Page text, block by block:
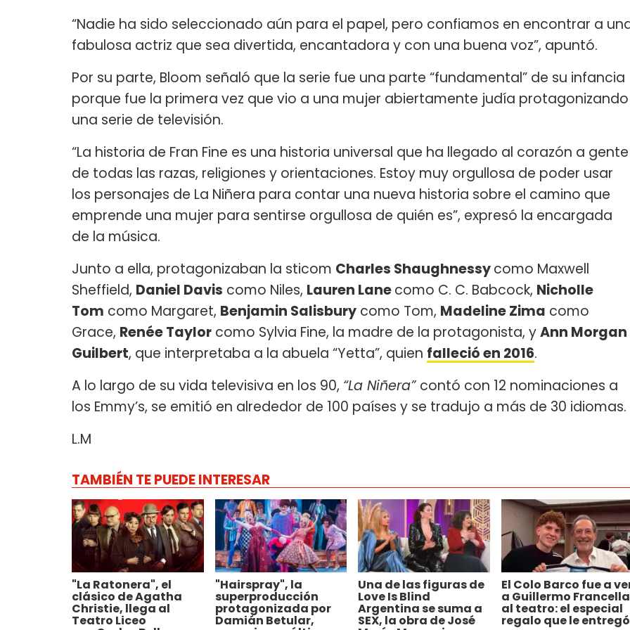
“Nadie ha sido seleccionado aún para el papel, pero confiamos en encontrar a
fabulosa actriz que sea divertida, encantadora y con una buena voz”, apuntó.
Por su parte, Bloom señaló que la serie fue una parte “fundamental” de su infancia
porque fue la primera vez que vio a una mujer abiertamente judía protagonizando
una serie de televisión.
“La historia de Fran Fine es una historia universal que ha llegado al corazón a gente
de todas las razas, religiones y orientaciones. Estoy muy orgullosa de poder usar
los personajes de La Niñera para contar una nueva historia sobre el camino que
emprende una mujer para sentirse orgullosa de quién es”, expresó la encargada
de la música.
Junto a ella, protagonizaban la sticom Charles Shaughnessycomo Maxwell
Sheffield, Daniel Davis como Niles, Lauren Lanecomo C. C. Babcock, Nicholle
Tom como Margaret, Benjamin Salisbury como Tom, Madeline Zima como
Grace, Renée Taylor como Sylvia Fine, la madre de la protagonista, yAnn Morgan
Guilbert, que interpretaba a la abuela “Yetta”, quien falleció en 2016.
A lo largo de su vida televisiva en los 90, “La Niñera”contó con 12 nominaciones a
los Emmy’s, se emitió en alrededor de 100 países y se tradujo a más de 30 idiomas.
L.M
TAMBIÉN TE PUEDE INTERESAR
"La Ratonera", el
clásico de Agatha
Christie, llega al
Teatro Liceo
"Hairspray", la
superproducción
protagonizada por
Damián Betular,
Una de las figuras de
Love Is Blind
Argentina se suma a
SEX, la obra de José
El Colo Barco fue a
a Guillermo Francella
al teatro: el especial
regalo que le entregó